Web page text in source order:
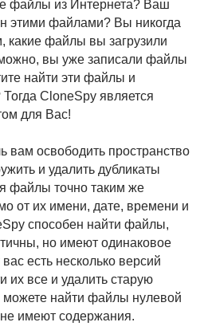
файлы из Интернета? Ваш
этими файлами? Вы никогда
какие файлы вы загрузили
вы уже записали файлы
найти эти файлы и
CloneSpy является
для Вас!
освободить пространство
и удалить дубликаты
файлы точно таким же
от их имени, дате, времени и
способен найти файлы,
но имеют одинаковое
есть несколько версий
их все и удалить старую
найти файлы нулевой
имеют содержания.